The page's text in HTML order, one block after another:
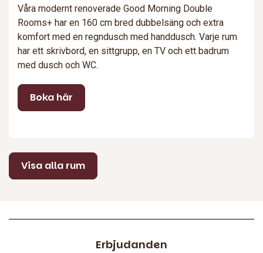
Våra modernt renoverade Good Morning Double
Rooms+ har en 160 cm bred dubbelsäng och extra
komfort med en regndusch med handdusch. Varje rum
har ett skrivbord, en sittgrupp, en TV och ett badrum
med dusch och WC.
Boka här
Visa alla rum
Erbjudanden